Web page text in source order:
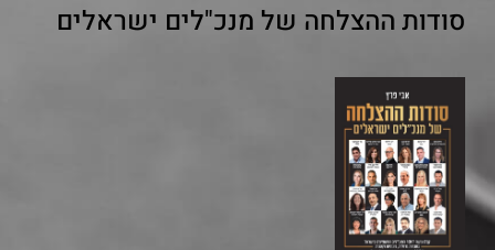
סודות ההצלחה של מנכ"לים ישראלים